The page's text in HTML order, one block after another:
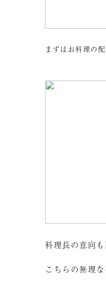
まずはお料理の配
料理長の意向
こちらの無理